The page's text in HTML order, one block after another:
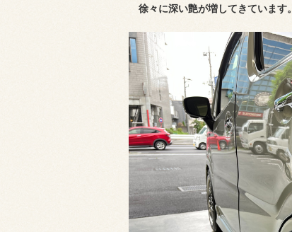
徐々に深い艶が増してきています。